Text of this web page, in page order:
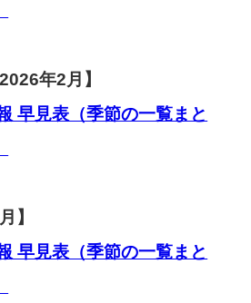
年2月】
早見表（季節の一覧まと
】
早見表（季節の一覧まと